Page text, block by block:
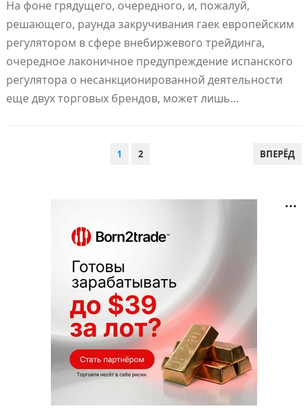
На фоне грядущего, очередного, и, пожалуй,
решающего, раунда закручивания гаек европейским
регулятором в сфере внебиржевого трейдинга,
очередное лаконичное предупреждение испанского
регулятора о несанкционированной деятельности
еще двух торговых брендов, может лишь…
1 2 ВПЕРЁД